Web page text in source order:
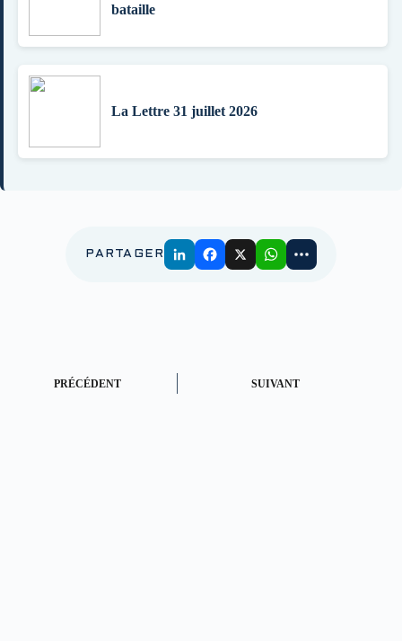
bataille
La Lettre 31 juillet 2026
PARTAGER
PRÉCÉDENT SUIVANT